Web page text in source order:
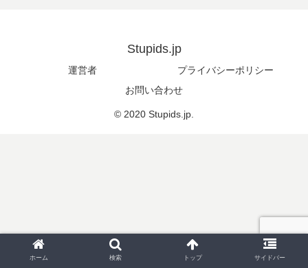
Stupids.jp
運営者
プライバシーポリシー
お問い合わせ
© 2020 Stupids.jp.
ホーム 検索 トップ サイドバー